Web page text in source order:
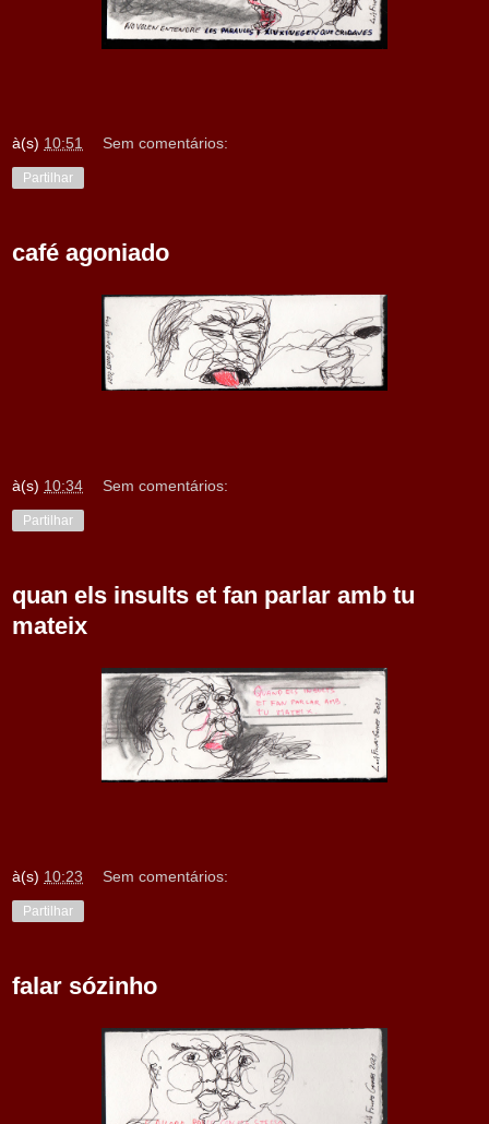
à(s) 10:51 Sem comentários:
Partilhar
café agoniado
à(s) 10:34 Sem comentários:
Partilhar
quan els insults et fan parlar amb tu
mateix
à(s) 10:23 Sem comentários:
Partilhar
falar sózinho